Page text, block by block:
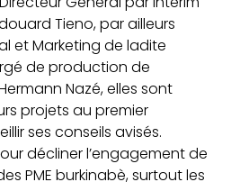
Tieno, par ailleurs
et Marketing de ladite
de production de
Nazé, elles sont
projets au premier
ses conseils avisés.
décliner l’engagement de
PME burkinabè, surtout les